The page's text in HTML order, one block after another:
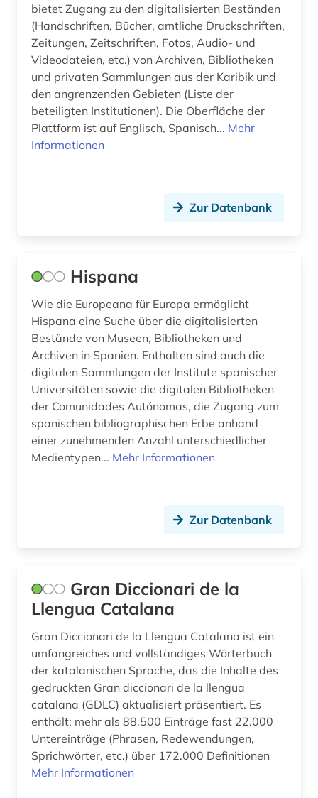
bietet Zugang zu den digitalisierten Beständen
(Handschriften, Bücher, amtliche Druckschriften,
Zeitungen, Zeitschriften, Fotos, Audio- und
Videodateien, etc.) von Archiven, Bibliotheken
und privaten Sammlungen aus der Karibik und
den angrenzenden Gebieten (Liste der
beteiligten Institutionen). Die Oberfläche der
Plattform ist auf Englisch, Spanisch... Mehr
Informationen
Zur Datenbank
Hispana
Wie die Europeana für Europa ermöglicht
Hispana eine Suche über die digitalisierten
Bestände von Museen, Bibliotheken und
Archiven in Spanien. Enthalten sind auch die
digitalen Sammlungen der Institute spanischer
Universitäten sowie die digitalen Bibliotheken
der Comunidades Autónomas, die Zugang zum
spanischen bibliographischen Erbe anhand
einer zunehmenden Anzahl unterschiedlicher
Medientypen... Mehr Informationen
Zur Datenbank
Gran Diccionari de la
Llengua Catalana
Gran Diccionari de la Llengua Catalana ist ein
umfangreiches und vollständiges Wörterbuch
der katalanischen Sprache, das die Inhalte des
gedruckten Gran diccionari de la llengua
catalana (GDLC) aktualisiert präsentiert. Es
enthält: mehr als 88.500 Einträge fast 22.000
Untereinträge (Phrasen, Redewendungen,
Sprichwörter, etc.) über 172.000 Definitionen
Mehr Informationen